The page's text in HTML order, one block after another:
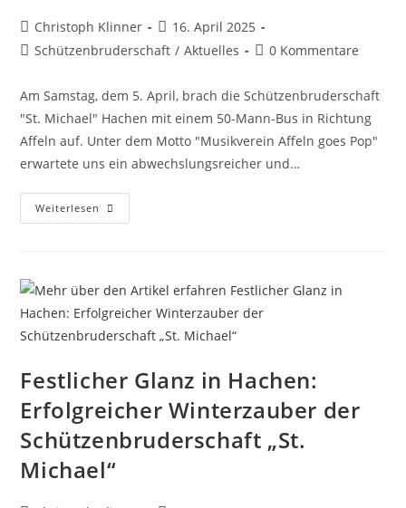
Christoph Klinner
16. April 2025
Schützenbruderschaft / Aktuelles 0 Kommentare
Am Samstag, dem 5. April, brach die Schützenbruderschaft
"St. Michael" Hachen mit einem 50-Mann-Bus in Richtung
Affeln auf. Unter dem Motto "Musikverein Affeln goes Pop"
erwartete uns ein abwechslungsreicher und…
Weiterlesen
Festlicher Glanz in Hachen:
Erfolgreicher Winterzauber der
Schützenbruderschaft „St.
Michael“